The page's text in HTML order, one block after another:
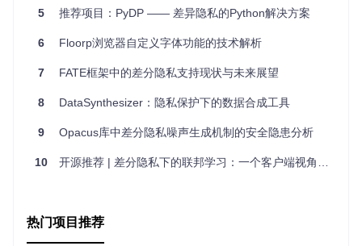
社区活跃：围绕开源项目形成的学习和讨论社区，为用户
提供持续的支持和最新的技术动态。
全、智能的数据处理新时代。
5 推荐项目：PyDP —— 差异隐私的Python解决方案
6 Floorp浏览器自定义字体功能的技术解析
7 FATE框架中的差分隐私支持现状与未来展望
8 DataSynthesizer：隐私保护下的数据合成工具
9 Opacus库中差分隐私噪声生成机制的安全隐患分析
10 开源推荐 | 差分隐私下的联邦学习：一个客户端视角的实现
热门项目推荐